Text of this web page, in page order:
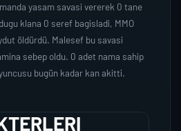
yasam savasi vererek 0 tane
klana 0 seref bagisladi, MMO
öldürdü. Malesef bu savasi
sebep oldu. 0 adet nama sahip
bugün kadar kan akitti.